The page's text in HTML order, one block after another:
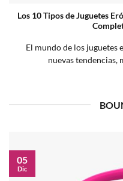
Los 10 Tipos de Juguetes
El mundo de los juguetes
nuevas tendencias,
05
Dic